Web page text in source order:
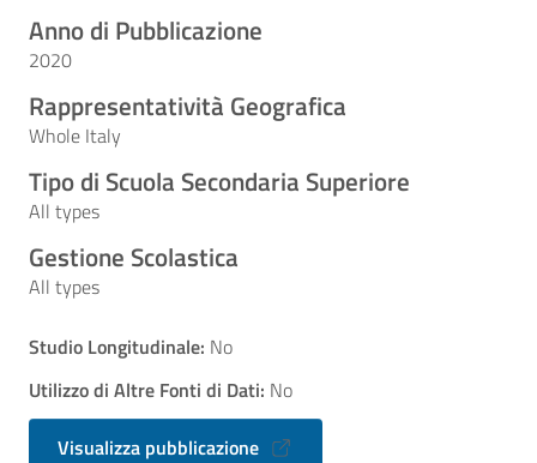
Anno di Pubblicazione
2020
Rappresentatività Geografica
Whole Italy
Tipo di Scuola Secondaria Superiore
All types
Gestione Scolastica
All types
Studio Longitudinale: No
Utilizzo di Altre Fonti di Dati: No
Visualizza pubblicazione